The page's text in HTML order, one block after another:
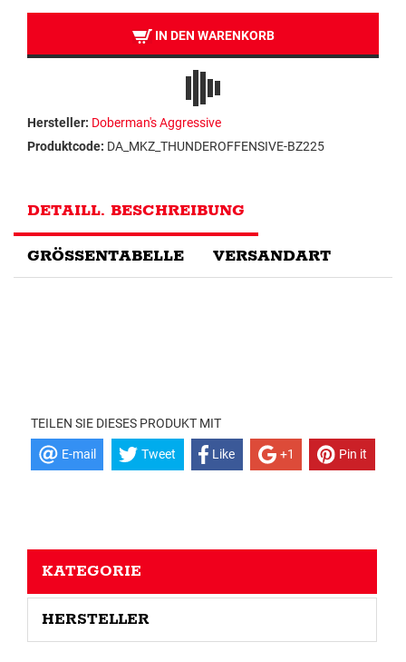
IN DEN WARENKORB
Hersteller: Doberman's Aggressive
Produktcode: DA_MKZ_THUNDEROFFENSIVE-BZ225
DETAILL. BESCHREIBUNG
GRÖSSENTABELLE VERSANDART
TEILEN SIE DIESES PRODUKT MIT
E-mail Tweet Like +1 Pin it
KATEGORIE
HERSTELLER